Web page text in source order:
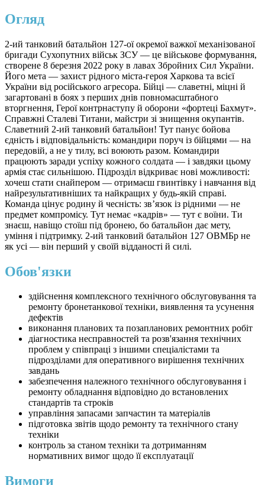
Огляд
2-ий танковий батальйон 127-ої окремої важкої механізованої
бригади Сухопутних військ ЗСУ — це військове формування,
створене 8 березня 2022 року в лавах Збройних Сил України.
Його мета — захист рідного міста-героя Харкова та всієї
України від російського агресора. Бійці — славетні, міцні й
загартовані в боях з перших днів повномасштабного
вторгнення, Герої контрнаступу й оборони «фортеці Бахмут».
Справжні Сталеві Титани, майстри зі знищення окупантів.
Славетний 2-ий танковий батальйон! Тут панує бойова
єдність і відповідальність: командири поруч із бійцями — на
передовій, а не у тилу, всі воюють разом. Командири
працюють заради успіху кожного солдата — і завдяки цьому
армія стає сильнішою. Підрозділ відкриває нові можливості:
хочеш стати снайпером — отримаєш гвинтівку і навчання від
найрезультативніших та найкращих у будь-якій справі.
Команда цінує родину й чесність: зв’язок із рідними — не
предмет компромісу. Тут немає «кадрів» — тут є воїни. Ти
знаєш, навіщо стоїш під бронею, бо батальйон дає мету,
уміння і підтримку. 2-ий танковий батальйон 127 ОВМБр не
як усі — він перший у своїй відданості й силі.
Обов'язки
здійснення комплексного технічного обслуговування та
ремонту бронетанкової техніки, виявлення та усунення
дефектів
виконання планових та позапланових ремонтних робіт
діагностика несправностей та розв'язання технічних
проблем у співпраці з іншими спеціалістами та
підрозділами для оперативного вирішення технічних
завдань
забезпечення належного технічного обслуговування і
ремонту обладнання відповідно до встановлених
стандартів та строків
управління запасами запчастин та матеріалів
підготовка звітів щодо ремонту та технічного стану
техніки
контроль за станом техніки та дотриманням
нормативних вимог щодо її експлуатації
Вимоги